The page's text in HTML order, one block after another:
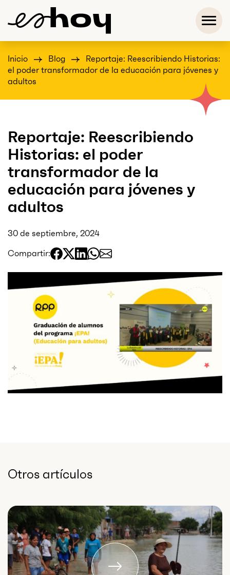
Inicio Blog
Reportaje: Reescribiendo Historias:
el poder transformador de la educación para jóvenes y
adultos
Reportaje: Reescribiendo
Historias: el poder
transformador de la
educación para jóvenes y
adultos
30 de septiembre, 2024
Compartir:
Otros artículos